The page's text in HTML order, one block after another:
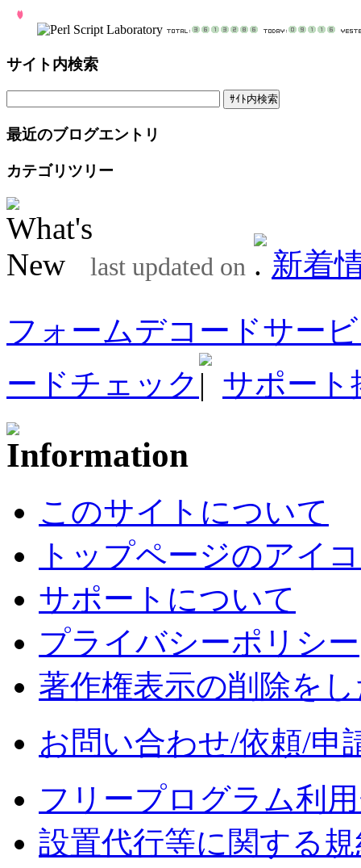
サイト内検索
最近のブログエントリ
カテゴリツリー
last updated on
新着
フォームデコードサー
ードチェック
サポート
このサイトについて
トップページのアイ
サポートについて
プライバシーポリシー
著作権表示の削除を
お問い合わせ/依頼/申
フリープログラム利
設置代行等に関する